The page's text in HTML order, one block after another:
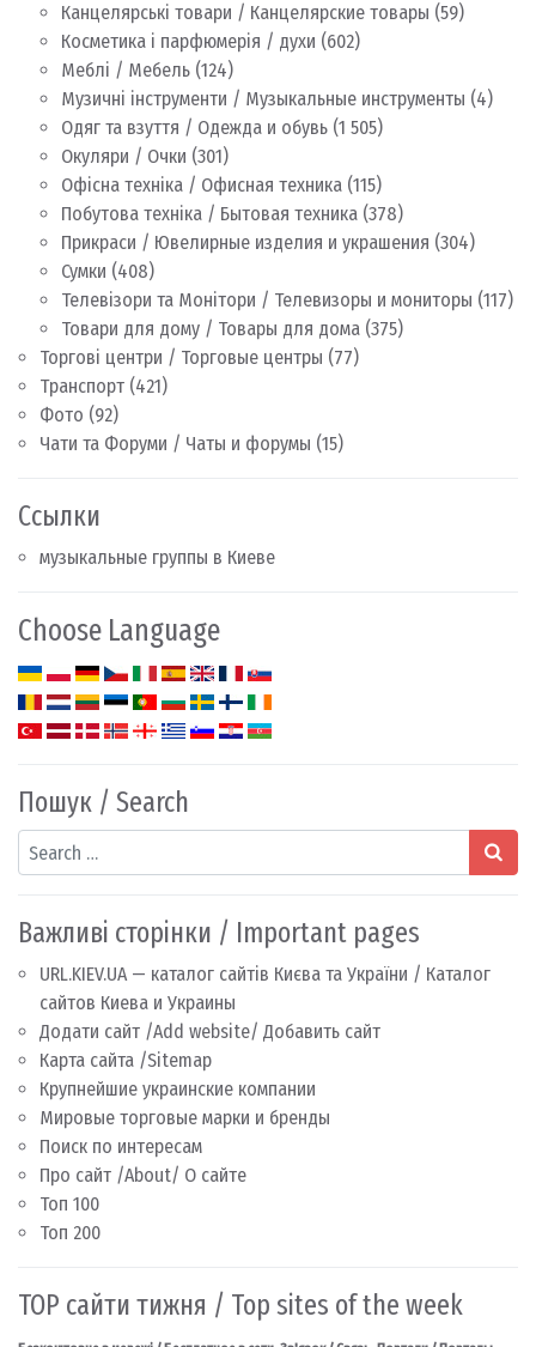
Канцелярські товари / Канцелярские товары (59)
Косметика і парфюмерія / духи (602)
Меблі / Мебель (124)
Музичні інструменти / Музыкальные инструменты (4)
Одяг та взуття / Одежда и обувь (1 505)
Окуляри / Очки (301)
Офісна техніка / Офисная техника (115)
Побутова техніка / Бытовая техника (378)
Прикраси / Ювелирные изделия и украшения (304)
Сумки (408)
Телевізори та Монітори / Телевизоры и мониторы (117)
Товари для дому / Товары для дома (375)
Торгові центри / Торговые центры (77)
Транспорт (421)
Фото (92)
Чати та Форуми / Чаты и форумы (15)
Ссылки
музыкальные группы в Киеве
Choose Language
Пошук / Search
Search
Важливі сторінки / Important pages
URL.KIEV.UA — каталог сайтів Києва та України / Каталог
сайтов Киева и Украины
Додати сайт /Add website/ Добавить сайт
Карта сайта /Sitemap
Крупнейшие украинские компании
Мировые торговые марки и бренды
Поиск по интересам
Про сайт /About/ О сайте
Топ 100
Топ 200
TOP сайти тижня / Top sites of the week